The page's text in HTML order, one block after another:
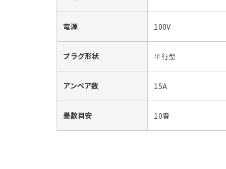
電源 100V
プラグ形状 平行型
アンペア数 15A
畳数目安 10畳